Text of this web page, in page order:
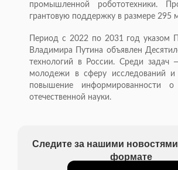
промышленной робототехники.
грантовую поддержку в размере 295
Период с 2022 по 2031 год указом
Владимира Путина объявлен
технологий в России. Среди задач
молодежи в сферу исследований и
повышение информированности о
отечественной науки.
Следите за нашими
формате